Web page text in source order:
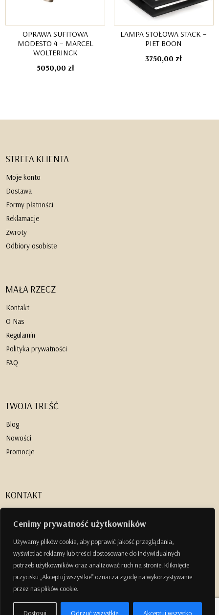
Cenimy prywatność użytkowników
Używamy plików cookie, aby poprawić jakość przeglądania,
wyświetlać reklamy lub treści dostosowane do indywidualnych
potrzeb użytkowników oraz analizować ruch na stronie. Kliknięcie
przycisku „Akceptuj wszystkie” oznacza zgodę na wykorzystywanie
przez nas plików cookie.
Dostosuj Odrzuć wszystkie Akceptuj wszystko
OPRAWA SUFITOWA
MODESTO 4 – MARCEL
WOLTERINCK
5050,00 zł
LAMPA STOŁOWA STACK –
PIET BOON
3750,00 zł
STREFA KLIENTA
Moje konto
Dostawa
Formy płatności
Reklamacje
Zwroty
Odbiory osobiste
MAŁA RZECZ
Kontakt
O Nas
Regulamin
Polityka prywatności
FAQ
TWOJA TREŚĆ
Blog
Nowości
Promocje
KONTAKT

+48 504 495 370

Facebook

Instagram